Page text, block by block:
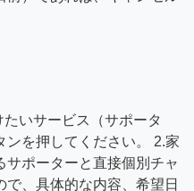
いサービス（サポータ
ンを押してください。 2.家
ポーターと直接個別チャ
、具体的な内容、希望日